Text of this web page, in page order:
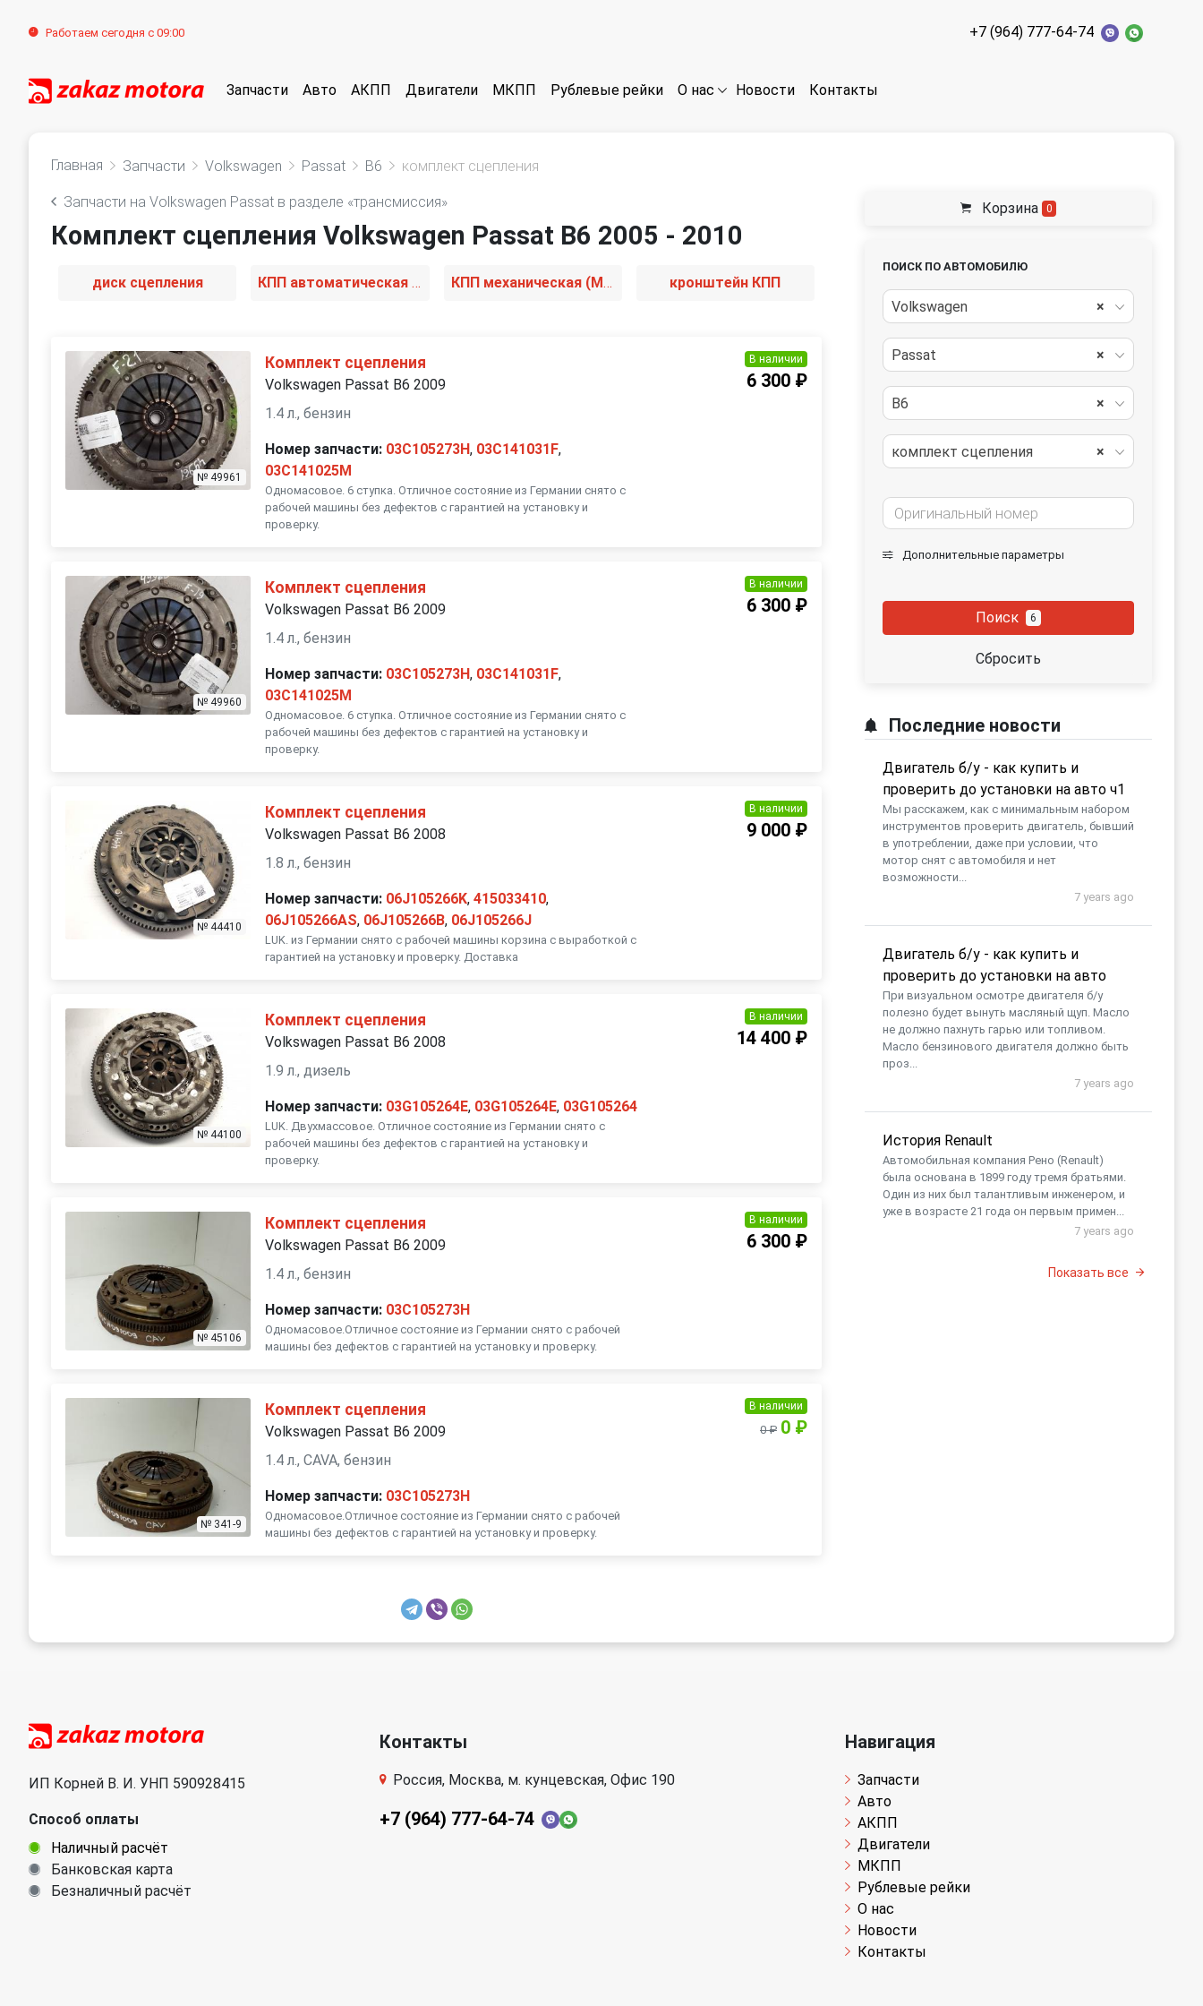
Работаем сегодня с 09:00 +7 (964) 777-64-74
Запчасти Авто АКПП Двигатели МКПП Рублевые рейки О нас Новости Контакты
Главная Запчасти Volkswagen Passat B6 комплект сцепления
Запчасти на Volkswagen Passat в разделе «трансмиссия»
Комплект сцепления Volkswagen Passat B6 2005 - 2010
диск сцепления КПП автоматическая (АКПП) КПП механическая (МКПП) кронштейн КПП
№ 49961
Комплект сцепления
Volkswagen Passat B6 2009
1.4 л., бензин
Номер запчасти: 03C105273H, 03C141031F,
03C141025M
Одномасовое. 6 ступка. Отличное состояние из Германии снято с
рабочей машины без дефектов с гарантией на установку и
проверку.
В наличии
6 300 ₽
№ 49960
Комплект сцепления
Volkswagen Passat B6 2009
1.4 л., бензин
Номер запчасти: 03C105273H, 03C141031F,
03C141025M
Одномасовое. 6 ступка. Отличное состояние из Германии снято с
рабочей машины без дефектов с гарантией на установку и
проверку.
В наличии
6 300 ₽
№ 44410
Комплект сцепления
Volkswagen Passat B6 2008
1.8 л., бензин
Номер запчасти: 06J105266K,415033410,
06J105266AS, 06J105266B, 06J105266J
LUK. из Германии снято с рабочей машины корзина с выработкой с
гарантией на установку и проверку. Доставка
В наличии
9 000 ₽
№ 44100
Комплект сцепления
Volkswagen Passat B6 2008
1.9 л., дизель
Номер запчасти: 03G105264E, 03G105264E, 03G105264
LUK. Двухмассовое. Отличное состояние из Германии снято с
рабочей машины без дефектов с гарантией на установку и
проверку.
В наличии
14 400 ₽
№ 45106
Комплект сцепления
Volkswagen Passat B6 2009
1.4 л., бензин
Номер запчасти: 03C105273H
Одномасовое.Отличное состояние из Германии снято с рабочей
машины без дефектов с гарантией на установку и проверку.
В наличии
6 300 ₽
№ 341-9
Комплект сцепления
Volkswagen Passat B6 2009
1.4 л., CAVA, бензин
Номер запчасти: 03C105273H
Одномасовое.Отличное состояние из Германии снято с рабочей
машины без дефектов с гарантией на установку и проверку.
В наличии
0 ₽ 0 ₽
Корзина 0
ПОИСК ПО АВТОМОБИЛЮ
×
Volkswagen
×
Passat
×
B6
×
комплект сцепления
Дополнительные параметры
Поиск 6
Сбросить
Последние новости
Двигатель б/у - как купить и
проверить до установки на авто ч1
Мы расскажем, как с минимальным набором
инструментов проверить двигатель, бывший
в употреблении, даже при условии, что
мотор снят с автомобиля и нет
возможности...
7 years ago
Двигатель б/у - как купить и
проверить до установки на авто
При визуальном осмотре двигателя б/у
полезно будет вынуть масляный щуп. Масло
не должно пахнуть гарью или топливом.
Масло бензинового двигателя должно быть
проз...
7 years ago
История Renault
Автомобильная компания Рено (Renault)
была основана в 1899 году тремя братьями.
Один из них был талантливым инженером, и
уже в возрасте 21 года он первым примен...
7 years ago
Показать все
ИП Корней В. И. УНП 590928415
Способ оплаты
Наличный расчёт
Банковская карта
Безналичный расчёт
Контакты
Россия, Москва, м. кунцевская, Офис 190
+7 (964) 777-64-74
Навигация
Запчасти
Авто
АКПП
Двигатели
МКПП
Рублевые рейки
О нас
Новости
Контакты